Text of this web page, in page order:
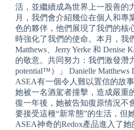
活，並繼續成為世界上一股善的
月，我們會介紹幾位在個人和專
色的夥伴，他們展現了我們的核
時強化了我們的使命。本月，我
Matthews、Jerry Yerke 和 Denise
的敬意。共同努力：我們激發潛
potential™）」 Danielle Matthews
ASEA有一個令人難以置信的故事
她被一名酒駕者撞擊，造成嚴重
復一年後，她被告知復原情況不
要接受這種“新常態”的生活，但
ASEA神奇的Redox產品進入了